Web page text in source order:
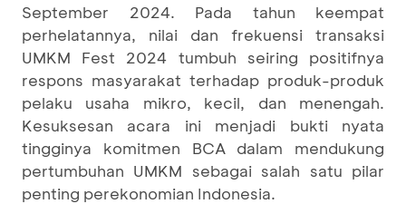
September 2024. Pada tahun keempat
perhelatannya, nilai dan frekuensi transaksi
UMKM Fest 2024 tumbuh seiring positifnya
respons masyarakat terhadap produk-produk
pelaku usaha mikro, kecil, dan menengah.
Kesuksesan acara ini menjadi bukti nyata
tingginya komitmen BCA dalam mendukung
pertumbuhan UMKM sebagai salah satu pilar
penting perekonomian Indonesia.